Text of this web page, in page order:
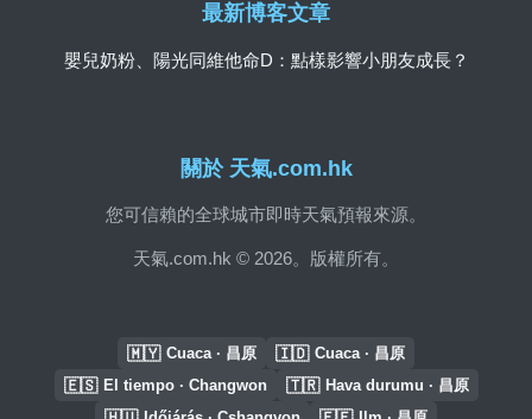
關於 天氣.com.hk
您可信賴的全球城市即時天氣預報來源。
天氣.com.hk © 2026。版權所有。
最新博客文章
嬰兒奶粉、陽光同維他命D：點樣影響小朋友成長？
🇲🇾 Cuaca · 昌原 🇮🇩 Cuaca · 昌原
🇪🇸 El tiempo · Changwon 🇹🇷 Hava durumu · 昌原